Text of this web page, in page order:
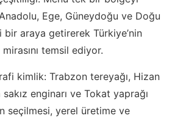
Ege, Güneydoğu ve Doğu
bir araya getirerek Türkiye’nin
temsil ediyor.
kimlik: Trabzon tereyağı, Hizan
enginarı ve Tokat yaprağı
seçilmesi, yerel üretime ve